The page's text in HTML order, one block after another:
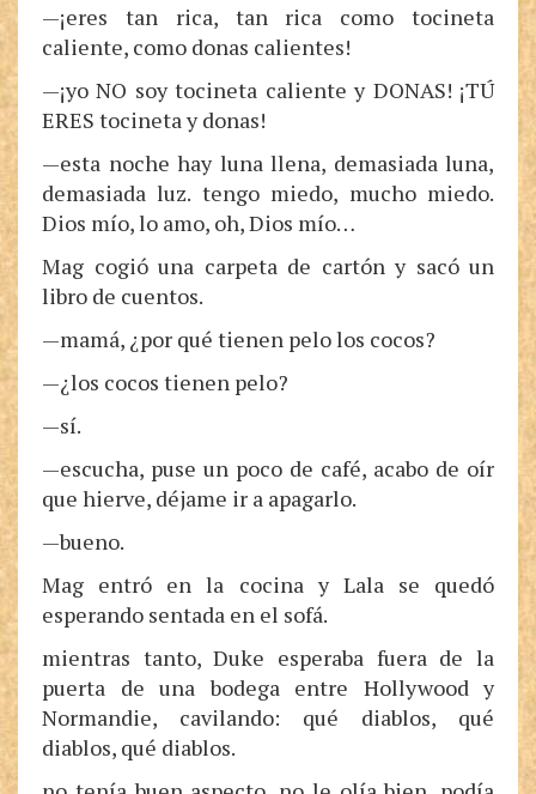
—¡eres tan rica, tan rica como tocineta
caliente, como donas calientes!
—¡yo NO soy tocineta caliente y DONAS! ¡TÚ
ERES tocineta y donas!
—esta noche hay luna llena, demasiada luna,
demasiada luz. tengo miedo, mucho miedo.
Dios mío, lo amo, oh, Dios mío…
Mag cogió una carpeta de cartón y sacó un
libro de cuentos.
—mamá, ¿por qué tienen pelo los cocos?
—¿los cocos tienen pelo?
—sí.
—escucha, puse un poco de café, acabo de oír
que hierve, déjame ir a apagarlo.
—bueno.
Mag entró en la cocina y Lala se quedó
esperando sentada en el sofá.
mientras tanto, Duke esperaba fuera de la
puerta de una bodega entre Hollywood y
Normandie, cavilando: qué diablos, qué
diablos, qué diablos.